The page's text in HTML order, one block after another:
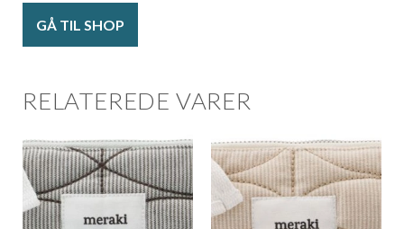
GÅ TIL SHOP
RELATEREDE VARER